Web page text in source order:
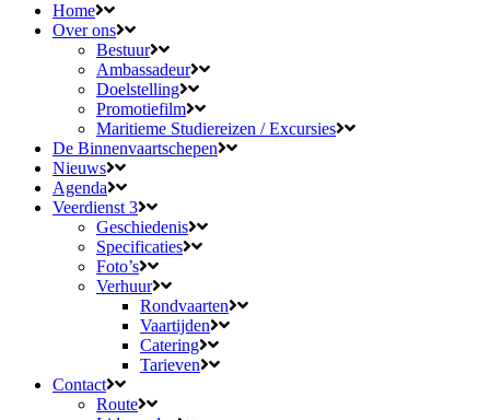
Home
Over ons
Bestuur
Ambassadeur
Doelstelling
Promotiefilm
Maritieme Studiereizen / Excursies
De Binnenvaartschepen
Nieuws
Agenda
Veerdienst 3
Geschiedenis
Specificaties
Foto’s
Verhuur
Rondvaarten
Vaartijden
Catering
Tarieven
Contact
Route